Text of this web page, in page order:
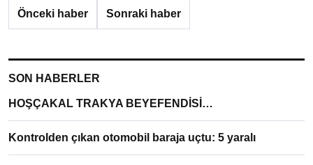
Önceki haber Sonraki haber
SON HABERLER
HOŞÇAKAL TRAKYA BEYEFENDİSİ…
Kontrolden çıkan otomobil baraja uçtu: 5 yaralı